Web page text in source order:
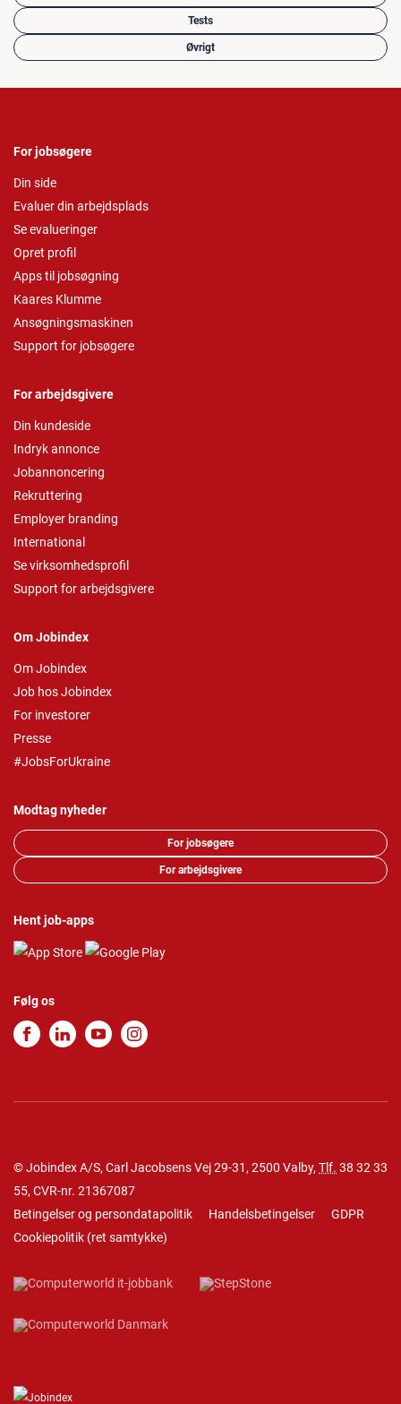
Tests
Øvrigt
For jobsøgere
Din side
Evaluer din arbejdsplads
Se evalueringer
Opret profil
Apps til jobsøgning
Kaares Klumme
Ansøgningsmaskinen
Support for jobsøgere
For arbejdsgivere
Din kundeside
Indryk annonce
Jobannoncering
Rekruttering
Employer branding
International
Se virksomhedsprofil
Support for arbejdsgivere
Om Jobindex
Om Jobindex
Job hos Jobindex
For investorer
Presse
#JobsForUkraine
Modtag nyheder
For jobsøgere
For arbejdsgivere
Hent job-apps
Følg os
© Jobindex A/S, Carl Jacobsens Vej 29-31, 2500 Valby, Tlf. 38 32 33
55, CVR-nr. 21367087
Betingelser og persondatapolitik
Handelsbetingelser
GDPR
Cookiepolitik (ret samtykke)